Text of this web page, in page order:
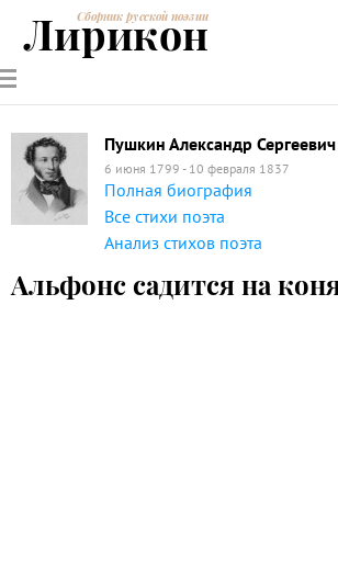
РУССКИЕ
ПОЭТЫ
СОВРЕМЕННИКИЭНЦИКЛОПЕДИЯ
ПОЭЗИИ
Сборник русской поэзии
Лирикон
Пушкин Александр Сергеевич
6 июня 1799 - 10 февраля 1837
Полная биография
Все стихи поэта
Анализ стихов поэта
Альфонс садится на